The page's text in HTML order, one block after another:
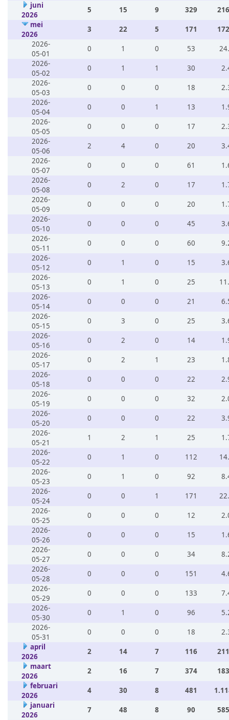
juni
2026
5 15 9 329
mei
2026
3 22 5 171
2026-
05-01
0 1 0 53
2026-
05-02
0 1 1 30
2026-
05-03
0 0 0 18
2026-
05-04
0 0 1 13
2026-
05-05
0 0 0 17
2026-
05-06
2 4 0 20
2026-
05-07
0 0 0 61
2026-
05-08
0 2 0 17
2026-
05-09
0 0 0 20
2026-
05-10
0 0 0 45
2026-
05-11
0 0 0 60
2026-
05-12
0 1 0 15
2026-
05-13
0 1 0 25
2026-
05-14
0 0 0 21
2026-
05-15
0 3 0 25
2026-
05-16
0 2 0 14
2026-
05-17
0 2 1 23
2026-
05-18
0 0 0 22
2026-
05-19
0 0 0 32
2026-
05-20
0 0 0 22
2026-
05-21
1 2 1 25
2026-
05-22
0 1 0 112
2026-
05-23
0 1 0 92
2026-
05-24
0 0 1 171
2026-
05-25
0 0 0 12
2026-
05-26
0 0 0 15
2026-
05-27
0 0 0 34
2026-
05-28
0 0 0 151
2026-
05-29
0 0 0 133
2026-
05-30
0 1 0 96
2026-
05-31
0 0 0 18
april
2026
2 14 7 116
maart
2026
2 16 7 374
februari
2026
4 30 8 481
januari
2026
7 48 8 90